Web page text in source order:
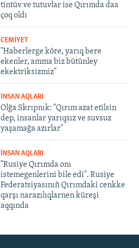
tintüv ve tutuvlar ise Qırımda daa
çoq oldı
CEMİYET
"Haberlerge köre, yarıq bere
ekenler, amma biz bütünley
ekektriksizmiz"
İNSAN AQLARI
Olğa Skrıpnık: "Qırım azat etilsin
dep, insanlar yarıqsız ve suvsuz
yaşamağa azırlar"
İNSAN AQLARI
"Rusiye Qırımda onı
istemegenlerini bile edi". Rusiye
Federatsiyasınıñ Qırımdaki cenkke
qarşı narazılıqlarnen küreşi
aqqında